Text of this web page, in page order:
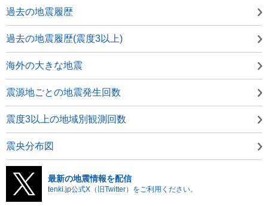
過去の地震履歴
過去の地震履歴(震度3以上)
海外の大きな地震
震源地ごとの地震発生回数
震度3以上の地域別観測回数
震央分布図
最新の地震情報を配信
tenki.jp公式X（旧Twitter）をご利用ください。